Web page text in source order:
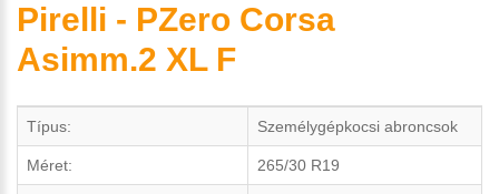
Pirelli - PZero Corsa
Asimm.2 XL F
Típus: Személygépkocsi abroncsok
Méret: 265/30 R19